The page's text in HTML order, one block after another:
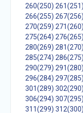
260(250) 261(251)
266(255) 267(256)
270(259) 271(260)
275(264) 276(265)
280(269) 281(270)
285(274) 286(275)
290(279) 291(280)
296(284) 297(285)
301(289) 302(290)
306(294) 307(295)
311(299) 312(300)